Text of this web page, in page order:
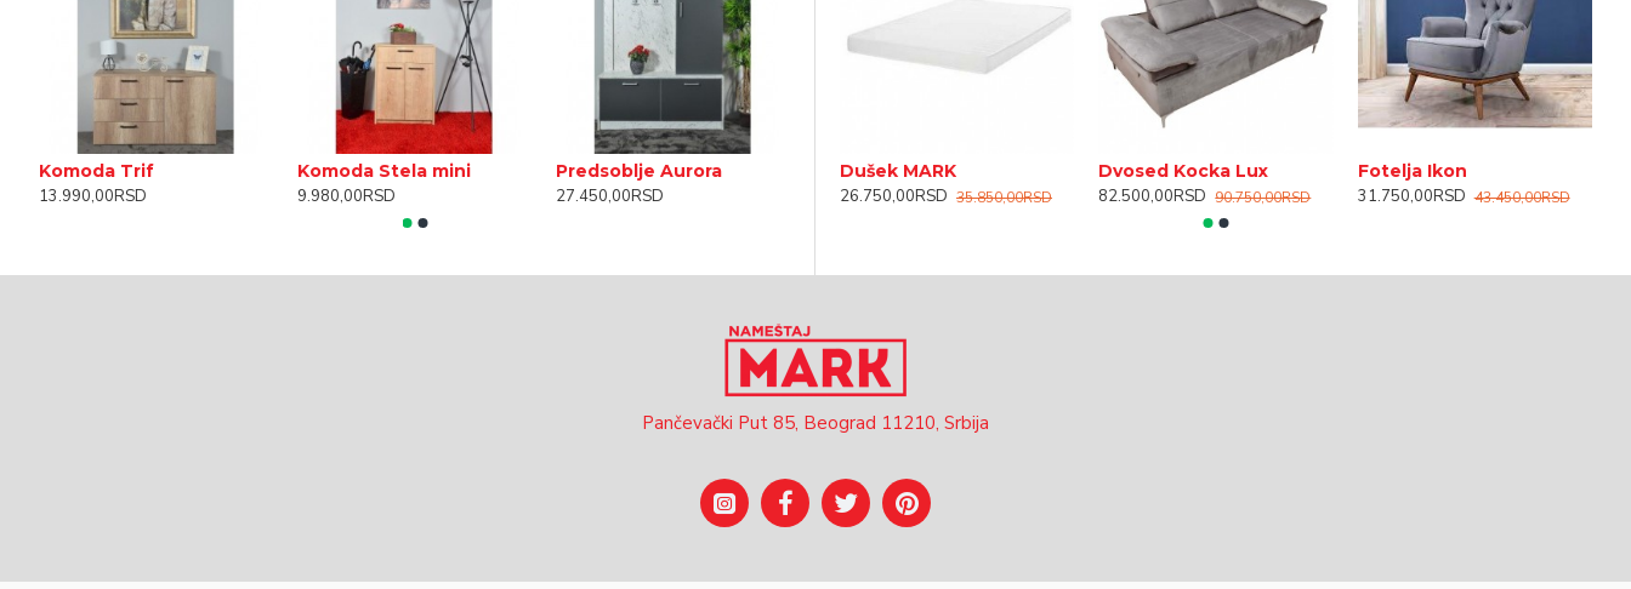
Komoda Trif
13.990,00RSD
Komoda Stela mini
9.980,00RSD
Predsoblje Aurora
27.450,00RSD
Predsoblje - Sofija
22.990,00RSD
Stolica Laura
12.990,00RSD
Toaletni sto Staša
17.750,00RSD
Dušek MARK
26.750,00RSD 35.850,00RSD
Dvosed Kocka Lux
82.500,00RSD 90.750,00RSD
Fotelja Ikon
31.750,00RSD 43.450,00RSD
Pančevački Put 85, Beograd 11210, Srbija